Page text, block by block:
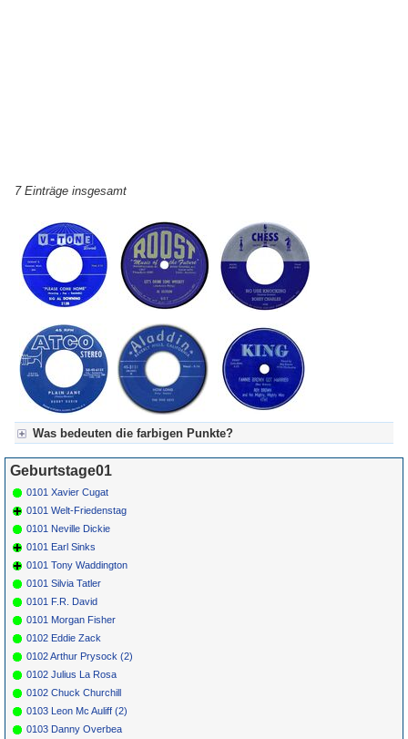
7 Einträge insgesamt
Was bedeuten die farbigen Punkte?
Für Axel's Tageskalender:
Grün = Kurzgeschichte
Grün! = fachlich bestimmt spannend, nicht verpassen!
Grün+ = Stundenbeitrag
Gelb = Kurzgeschichten oder Stundensendungen in Arbeit
Blau = Beschreibungstext (beschreibender Text)
Geburtstage01
0101 Xavier Cugat
0101 Welt-Friedenstag
0101 Neville Dickie
0101 Earl Sinks
0101 Tony Waddington
0101 Silvia Tatler
0101 F.R. David
0101 Morgan Fisher
0102 Eddie Zack
0102 Arthur Prysock (2)
0102 Julius La Rosa
0102 Chuck Churchill
0103 Leon Mc Auliff (2)
0103 Danny Overbea